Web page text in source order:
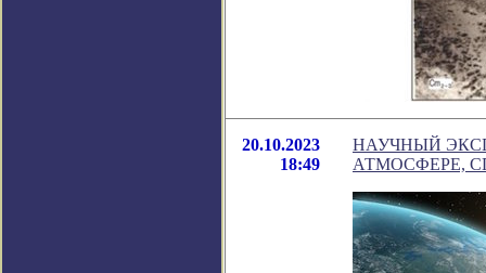
20.10.2023
18:49
НАУЧНЫЙ
АТМОСФЕРЕ,